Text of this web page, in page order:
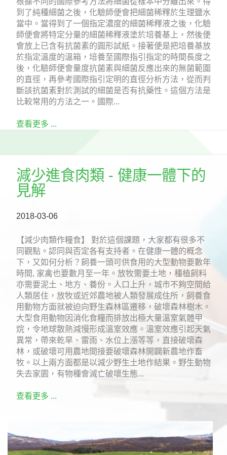
到了純種細菌之後，化驗師便會把細菌稀釋於生理鹽水
當中。當得到了一個指定濃度的細菌稀釋液之後，化驗
師便會將特定分量的細菌稀釋液塗於培養基上，然後便
會放上已含有抗菌素的圓形試紙。接著便是把培養基放
於指定溫度的溫箱，培養至國際指引指定的時間長度之
後，化驗師便會量度抗菌素與細菌反應出來的無菌範圍
的直徑，再參考國際指引定明的直徑分析方法，從而判
斷該抗菌素對於測試的細菌是否有抗藥性。這個方法是
比較常用的方法之一。國際...
查看更多 ...
減少進食肉類 - 健康一體下的
見解
2018-03-06
【減少肉類作糧食】 對於這個課題，大家都有很多不
同觀點。認同與否定各有支持者。在健康一體的概念
下，又如何分析？飼養一頭可供食用的大型動物要數年
時間, 家禽也要數月至一年。放牧需要土地，種植飼料
亦需要泥土、地方、養份。人口上升，城市不夠空間給
人類居住，放牧或近郊農地被人類發展成住所，飼養食
用動物方面就被迫向野生森林區遷移，破壞森林樹木。
大型食用動物因消化食糧而排放出極大量溫室氣體甲
烷，令地球散熱減慢形成溫室效應。溫室效應引起天氣
異常，帶來乾旱、雷雨、水位上漲等等，直接破壞森
林，或破壞可用農地間接要破壞森林開闢新農地作畜
牧。以上兩方面都是以減少野生土地作結果。野生動物
失去家園，有物種會滅亡破壞生態...
查看更多 ...